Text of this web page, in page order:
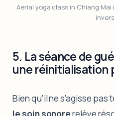
Aerial yoga class in Chiang
5. La séance de
une réinitialisation
Bien qu'il ne s'agisse pas
le soin sonorerelève